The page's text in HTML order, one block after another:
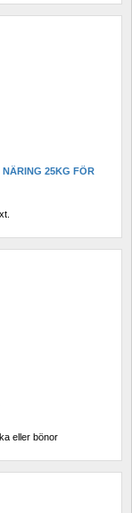
NÄRING 25KG FÖR
eller bönor